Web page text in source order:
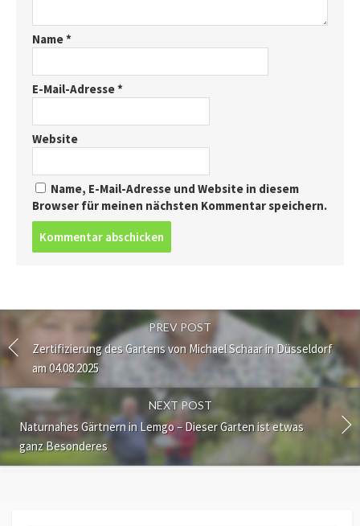
Name*
E-Mail-Adresse*
Website
Name, E-Mail-Adresse und Website in diesem
Browser für meinen nächsten Kommentar speichern.
PREV POST
Zertifizierung des Gartens von Michael Schaar in Düsseldorf
am 04.08.2025
NEXT POST
Naturnahes Gärtnern in Lemgo – Dieser Garten ist etwas
ganz Besonderes